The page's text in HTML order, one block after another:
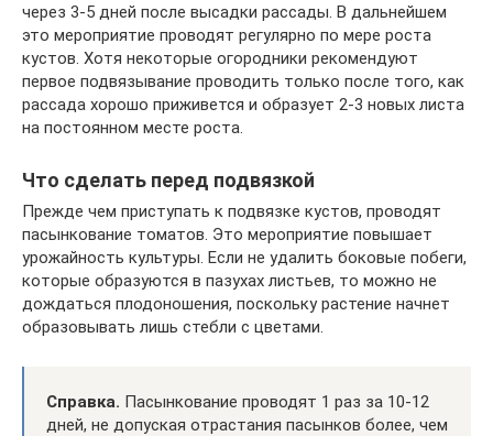
через 3-5 дней после высадки рассады. В дальнейшем
это мероприятие проводят регулярно по мере роста
кустов. Хотя некоторые огородники рекомендуют
первое подвязывание проводить только после того, как
рассада хорошо приживется и образует 2-3 новых листа
на постоянном месте роста.
Что сделать перед подвязкой
Прежде чем приступать к подвязке кустов, проводят
пасынкование томатов. Это мероприятие повышает
урожайность культуры. Если не удалить боковые побеги,
которые образуются в пазухах листьев, то можно не
дождаться плодоношения, поскольку растение начнет
образовывать лишь стебли с цветами.
Справка. Пасынкование проводят 1 раз за 10-12
дней, не допуская отрастания пасынков более, чем